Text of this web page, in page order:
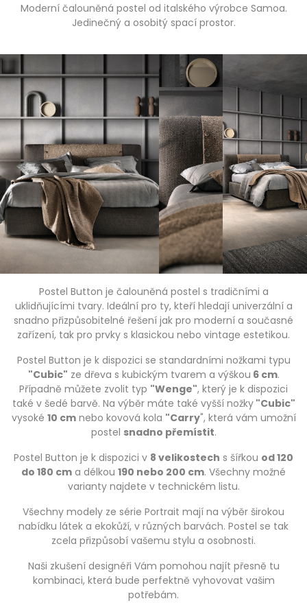
Moderní čalouněná postel od italského výrobce Samoa.
Jedinečný a osobitý spací prostor.
Postel Button je čalouněná postel s tradičními a
uklidňujícími tvary. Ideální pro ty, kteří hledají univerzální a
snadno přizpůsobitelné řešení jak pro moderní a současné
zařízení, tak pro prvky s klasickou nebo vintage estetikou.
Postel Button je k dispozici se standardními nožkami typu
"Cubic" ze dřeva s kubickým tvarem a výškou 6 cm.
Případně můžete zvolit typ "Wenge", který je k dispozici
také v šedé barvě. Na výběr máte také vyšší nožky"Cubic"
vysoké 10 cmnebo kovová kola "Carry", která vám umožní
postel snadno přemístit.
Postel Button je k dispozici v 8 velikostech s šířkou od 120
do 180 cm a délkou 190 nebo 200 cm. Všechny možné
varianty najdete v technickém listu.
Všechny modely ze série Portrait mají na výběr širokou
nabídku látek a ekokůží, v různých barvách. Postel se tak
zcela přizpůsobí vašemu stylu a osobnosti.
Naši zkušení designéři Vám pomohou najít přesně tu
kombinaci, která bude perfektně vyhovovat vašim
potřebám.